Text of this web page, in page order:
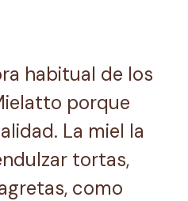
habitual de los
porque
La miel la
tortas,
como